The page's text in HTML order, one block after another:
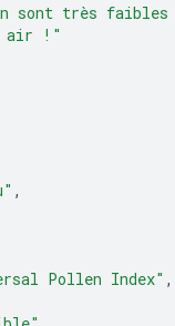
sont très
air !"
,
Pollen Index" ,